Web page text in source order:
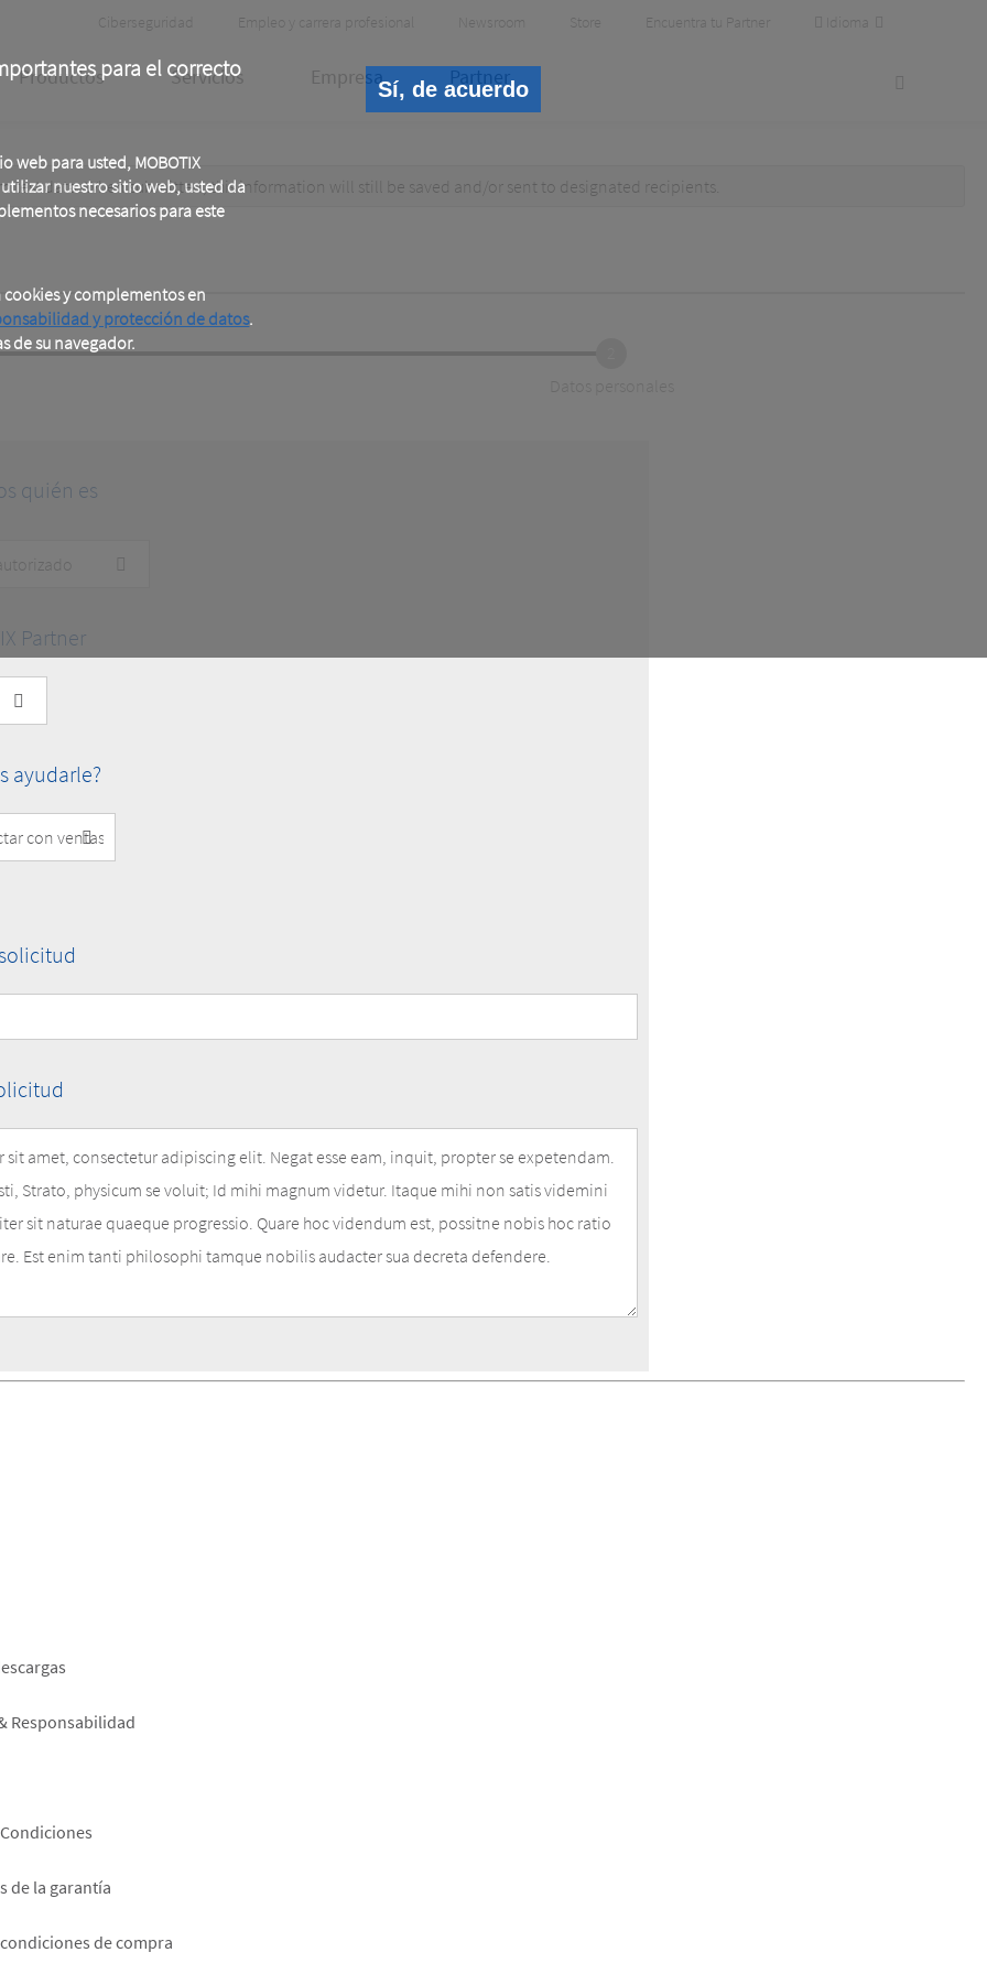
para el correcto
web para usted, MOBOTIX
nuestro sitio web, usted da
necesarios para este
y complementos en
y protección de datos.
de su navegador.
Sí, de acuerdo
Header
Meta
Ciberseguridad Empleo y carrera profesional Newsroom Store Encuentra tu Partner Idioma
Productos Servicios Empresa Partner
test data. When submitted, this information will still be saved and/or sent to designated recipients
quién es
Partner
ayudarle?
Responsabilidad
de la garantía
de compra